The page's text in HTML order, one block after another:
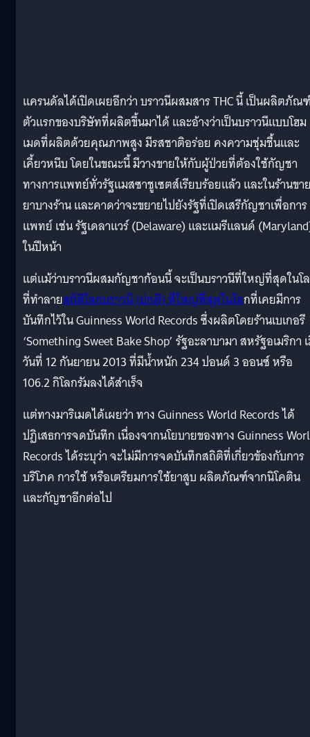
แครนดัลได้เปิดเผยอีกว่า บราวนีผสมสาร THC นี้ เป็นผลิตภัณ
ตัวแรกของบริษัทที่ผลิตขึ้นมาได้ และอ้างว่าเป็นบราวนีแบบโฮม
เมดที่ผลิตด้วยคุณภาพสูง มีรสชาติอร่อย คงความชุ่มชื้นและ
เคี้ยวหนึบ โดยในขณะนี้ มีวางขายให้กับผู้ป่วยที่ต้องใช้กัญชา
ทางการแพทย์ทั่วรัฐแมสซาชูเซตส์เรียบร้อยแล้ว และในร้านขา
ยาบางร้าน และคาดว่าจะขยายไปยังรัฐที่เปิดเสรีกัญชาเพื่อการ
แพทย์ เช่น รัฐเดลาแวร์ (Delaware) และแมรีแลนด์
ในปีหน้า
แต่แม้ว่าบราวนีผสมกัญชาก้อนนี้ จะเป็นบราวนีที่ใหญ่ที่สุดในโ
ที่ทำลายสถิติโลกบราวนี (ปกติ) ที่ใหญ่ที่สุดในโลกที่เคยมีการ
บันทึกไว้ใน Guinness World Records ซึ่งผลิตโดยร้านเบเกอรี
‘Something Sweet Bake Shop’ รัฐอะลาบามา สหรัฐอเมริกา
วันที่ 12 กันยายน 2013 ที่มีน้ำหนัก 234 ปอนด์ 3 ออนซ์ หรือ
106.2 กิโลกรัมลงได้สำเร็จ
แต่ทางมาริเมดได้เผยว่า ทาง Guinness World Records ได้
ปฏิเสธการจดบันทึก เนื่องจากนโยบายของทาง Guinness
Records ได้ระบุว่า จะไม่มีการจดบันทึกสถิติที่เกี่ยวข้องกับการ
บริโภค การใช้ หรือเตรียมการใช้ยาสูบ ผลิตภัณฑ์จากนิโคติน
และกัญชาอีกต่อไป